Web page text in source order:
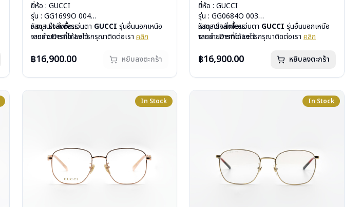
ยี่ห้อ : GUCCI
รุ่น : GG1699O 004
วัสดุ : Stainless
เลนส์ : Demo Lens
น้ำหนัก : 23 กรัม
การรับประกัน : 1 ปี
หากสนใจสั่งชื้อแว่นตา GUCCI รุ่นอื่นนอกเหนือ
จากรายการที่ได้ลงไว้ กรุณาติดต่อเรา คลิก
ติดต่อเราคลิก
฿16,900.00 หยิบลงตะกร้า
ยี่ห้อ : GUCCI
รุ่น : GG0684O 003
วัสดุ : Stainless
เลนส์ : Demo Lens
น้ำหนัก : 17 กรัม
การรับประกัน : 1 ปี
หากสนใจสั่งชื้อแว่นตา GUCCI รุ่นอื่นนอกเหนือ
จากรายการที่ได้ลงไว้ กรุณาติดต่อเรา คลิก
฿16,900.00 หยิบลงตะกร้า
In Stock In Stock